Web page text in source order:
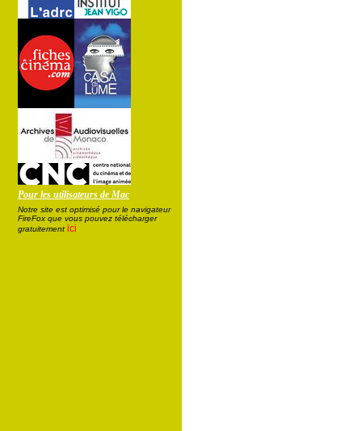
Pour les utilisateurs de Mac
Notre site est optimisé pour le navigateur
FireFox que vous pouvez télécharger
gratuitement ici